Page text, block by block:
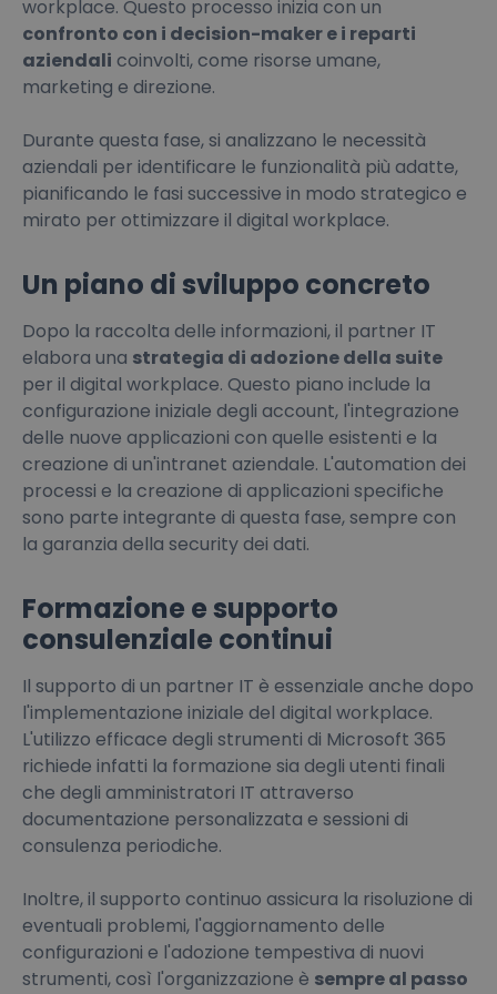
workplace. Questo processo inizia con un
confronto con i decision-maker e i reparti
aziendali coinvolti, come risorse umane,
marketing e direzione.
Durante questa fase, si analizzano le necessità
aziendali per identificare le funzionalità più adatte,
pianificando le fasi successive in modo strategico e
mirato per ottimizzare il digital workplace.
Un piano di sviluppo concreto
Dopo la raccolta delle informazioni, il partner IT
elabora una strategia di adozione della suite
per il digital workplace. Questo piano include la
configurazione iniziale degli account, l'integrazione
delle nuove applicazioni con quelle esistenti e la
creazione di un'intranet aziendale. L'automation dei
processi e la creazione di applicazioni specifiche
sono parte integrante di questa fase, sempre con
la garanzia della security dei dati.
Formazione e supporto
consulenziale continui
Il supporto di un partner IT è essenziale anche dopo
l'implementazione iniziale del digital workplace.
L'utilizzo efficace degli strumenti di Microsoft 365
richiede infatti la formazione sia degli utenti finali
che degli amministratori IT attraverso
documentazione personalizzata e sessioni di
consulenza periodiche.
Inoltre, il supporto continuo assicura la risoluzione di
eventuali problemi, l'aggiornamento delle
configurazioni e l'adozione tempestiva di nuovi
strumenti, così l'organizzazione è sempre al passo